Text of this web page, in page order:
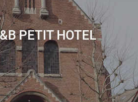
PETIT HOTEL